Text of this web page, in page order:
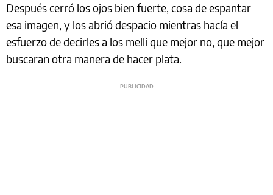
Después cerró los ojos bien fuerte, cosa de espantar
esa imagen, y los abrió despacio mientras hacía el
esfuerzo de decirles a los melli que mejor no, que mejor
buscaran otra manera de hacer plata.